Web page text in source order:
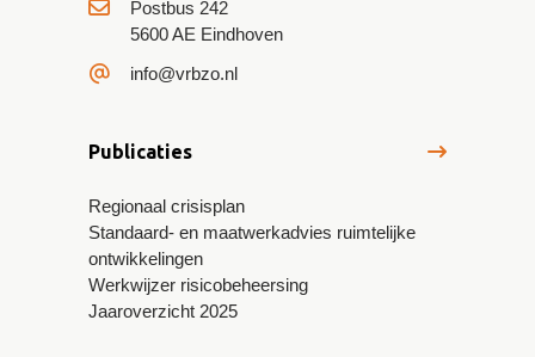
Postbus 242
5600 AE Eindhoven
info@vrbzo.nl
Publicaties
Regionaal crisisplan
Standaard- en maatwerkadvies ruimtelijke
ontwikkelingen
Werkwijzer risicobeheersing
Jaaroverzicht 2025